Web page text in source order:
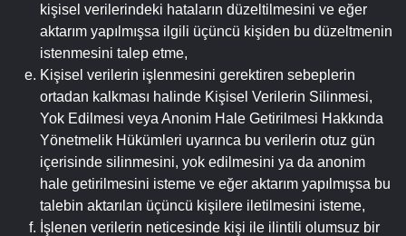
kişisel verilerindeki hataların düzeltilmesini ve eğer
aktarım yapılmışsa ilgili üçüncü kişiden bu düzeltmenin
istenmesini talep etme,
Kişisel verilerin işlenmesini gerektiren sebeplerin
ortadan kalkması halinde Kişisel Verilerin Silinmesi,
Yok Edilmesi veya Anonim Hale Getirilmesi Hakkında
Yönetmelik Hükümleri uyarınca bu verilerin otuz gün
içerisinde silinmesini, yok edilmesini ya da anonim
hale getirilmesini isteme ve eğer aktarım yapılmışsa bu
talebin aktarılan üçüncü kişilere iletilmesini isteme,
İşlenen verilerin neticesinde kişi ile ilintili olumsuz bir